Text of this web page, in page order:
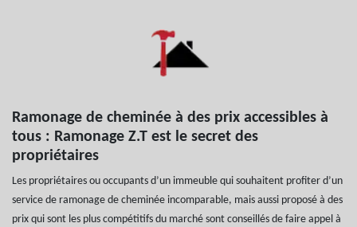
Ramonage de cheminée à des prix accessibles à
tous : Ramonage Z.T est le secret des
propriétaires
Les propriétaires ou occupants d’un immeuble qui souhaitent profiter d’un
service de ramonage de cheminée incomparable, mais aussi proposé à des
prix qui sont les plus compétitifs du marché sont conseillés de faire appel à